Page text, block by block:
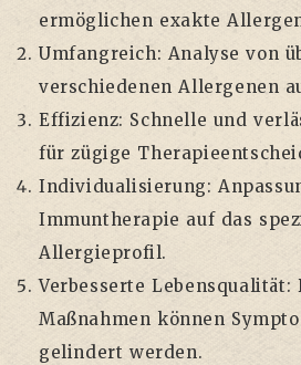
ermöglichen exakte
Umfangreich: Analyse von
verschiedenen Allergenen
Effizienz: Schnelle und
für zügige
Individualisierung:
Immuntherapie auf das
Allergieprofil.
Verbesserte Lebensqualität:
Maßnahmen können
gelindert werden.